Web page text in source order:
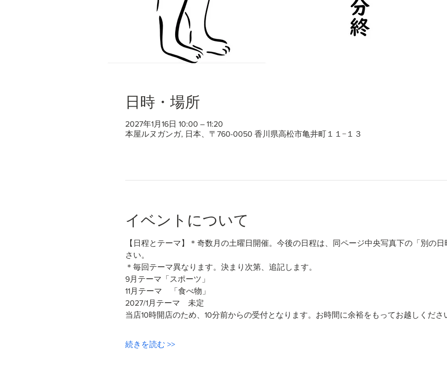
日時・場所
2027年1月16日 10:00 – 11:20
本屋ルヌガンガ, 日本、〒760-0050 香川県高松市亀井町１１−１３
イベントについて
【日程とテーマ】＊奇数月の土曜日開催。今後の日程は、同ページ中央写真下の「別の
さい。
＊毎回テーマ異なります。決まり次第、追記します。
9月テーマ「スポーツ」
11月テーマ　「食べ物」
2027/1月テーマ　未定
当店10時開店のため、10分前からの受付となります。お時間に余裕をもってお越しくださ
続きを読む >>